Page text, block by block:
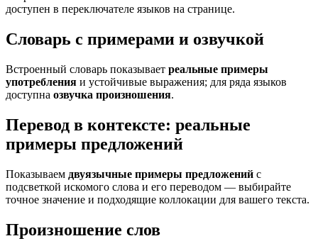
доступен в переключателе языков на странице.
Словарь с примерами и озвучкой
Встроенный словарь показывает реальные примеры
употребления и устойчивые выражения; для ряда языков
доступна озвучка произношения.
Перевод в контексте: реальные
примеры предложений
Показываем двуязычные примеры предложений с
подсветкой искомого слова и его переводом — выбирайте
точное значение и подходящие коллокации для вашего текста.
Произношение слов